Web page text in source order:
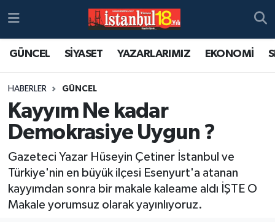
GÜNCEL SİYASET YAZARLARIMIZ EKONOMİ
HABERLER GÜNCEL
Kayyım Ne kadar
Demokrasiye Uygun ?
Gazeteci Yazar Hüseyin Çetiner İstanbul ve
Türkiye'nin en büyük ilçesi Esenyurt'a atanan
kayyımdan sonra bir makale kaleame aldı İŞTE O
Makale yorumsuz olarak yayınlıyoruz.